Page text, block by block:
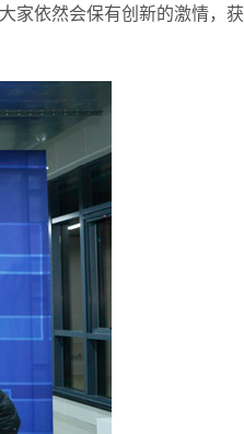
家依然会保有创新的激情，获